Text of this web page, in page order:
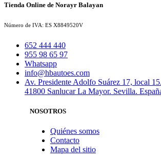
Tienda Online de Norayr Balayan
Número de IVA: ES X8849520V
652 444 440
955 98 65 97
Whatsapp
info@hbautoes.com
Av. Presidente Adolfo Suárez 17, local 15.
41800 Sanlucar La Mayor. Sevilla.
NOSOTROS
Quiénes somos
Contacto
Mapa del sitio